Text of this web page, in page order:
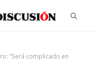
“Será complicado en